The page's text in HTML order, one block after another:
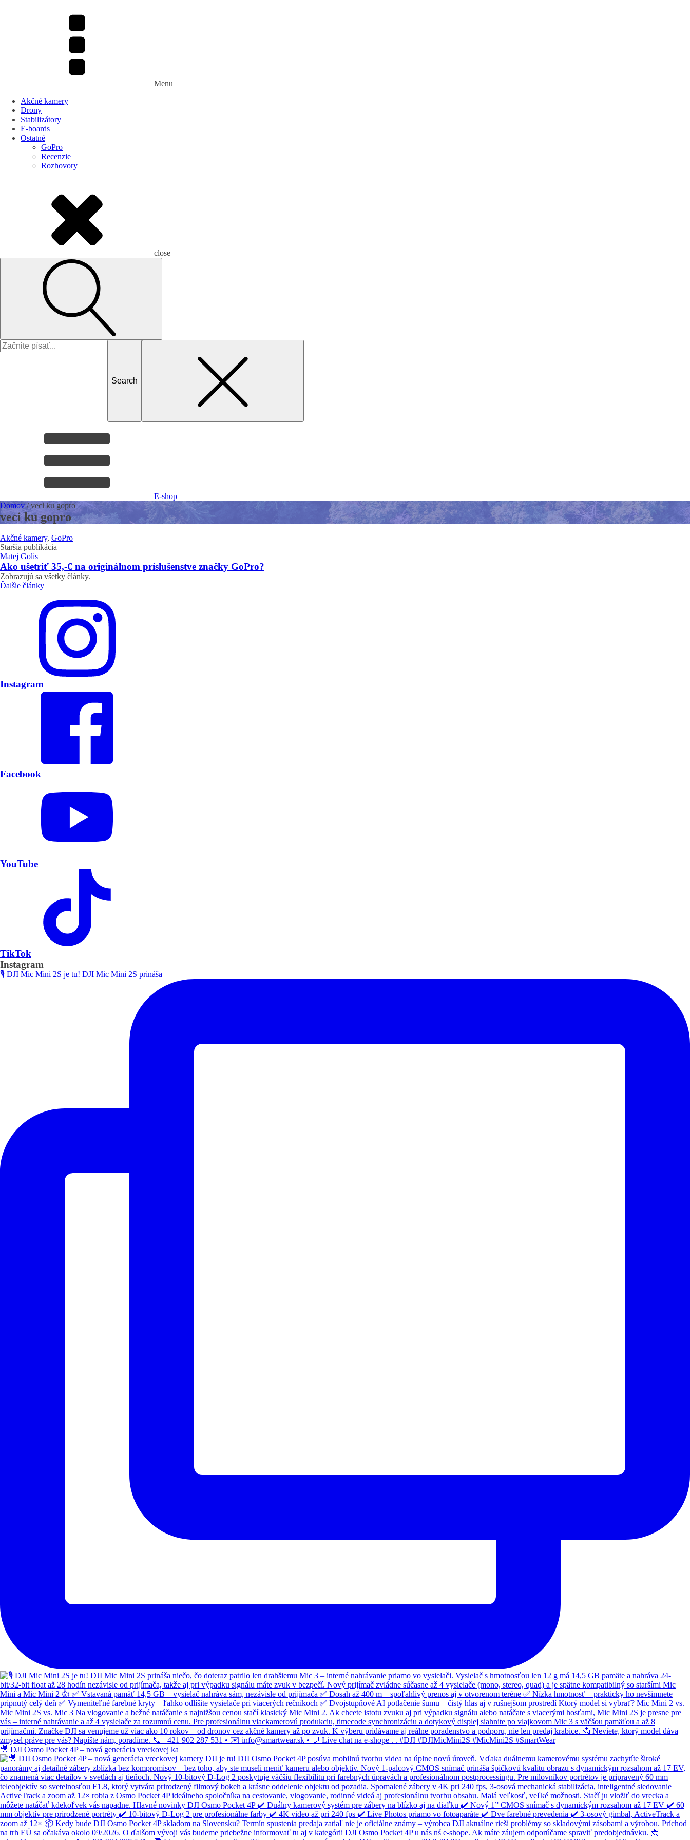
Menu
Akčné kamery
Drony
Stabilizátory
E-boards
Ostatné
GoPro
Recenzie
Rozhovory
close
Search
for
E-shop
Domov/veci ku gopro
veci ku gopro
Akčné kamery, GoPro
Staršia publikácia
Matej Golis
Ako ušetriť 35,-€ na originálnom príslušenstve značky GoPro?
Zobrazujú sa všetky články.
Ďalšie články
Instagram
Facebook
YouTube
TikTok
Instagram
🎙️ DJI Mic Mini 2S je tu! DJI Mic Mini 2S prináša
🎥 DJI Osmo Pocket 4P – nová generácia vreckovej ka